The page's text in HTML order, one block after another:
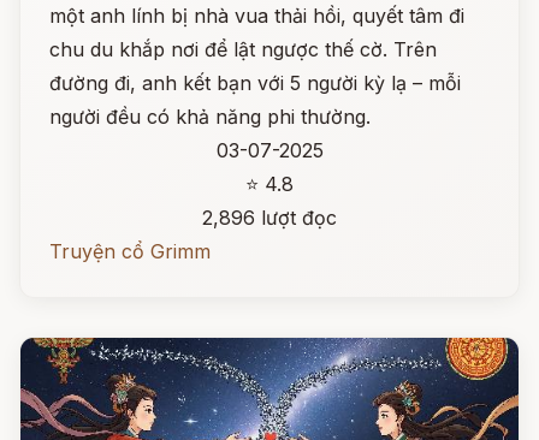
một anh lính bị nhà vua thải hồi, quyết tâm đi
chu du khắp nơi để lật ngược thế cờ. Trên
đường đi, anh kết bạn với 5 người kỳ lạ – mỗi
người đều có khả năng phi thường.
03-07-2025
⭐ 4.8
2,896 lượt đọc
Truyện cổ Grimm